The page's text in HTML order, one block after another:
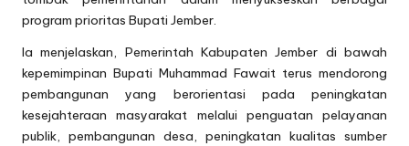
program prioritas Bupati Jember.
Ia menjelaskan, Pemerintah Kabupaten Jember di bawah
kepemimpinan Bupati Muhammad Fawait terus mendorong
pembangunan yang berorientasi pada peningkatan
kesejahteraan masyarakat melalui penguatan pelayanan
publik, pembangunan desa, peningkatan kualitas sumber